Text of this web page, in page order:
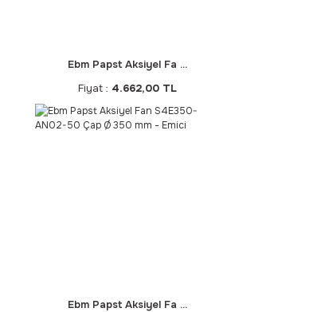
Ebm Papst Aksiyel Fa ...
Fiyat : 4.662,00 TL
Ebm Papst Aksiyel Fa ...